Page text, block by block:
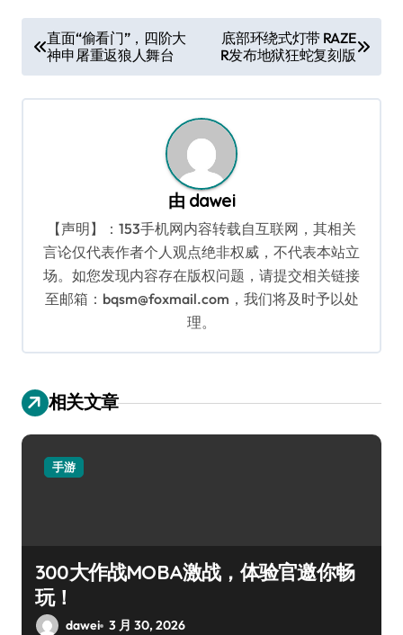
章
导
直面“偷看门”，四阶大
神申屠重返狼人舞台
底部环绕式灯带 RAZE
R发布地狱狂蛇复刻版
由 dawei
【声明】：153手机网内容转载自互联网，其相关
言论仅代表作者个人观点绝非权威，不代表本站立
场。如您发现内容存在版权问题，请提交相关链接
至邮箱：bqsm@foxmail.com，我们将及时予以处
理。
相关文章
手游
300大作战MOBA激战，体验官邀你畅
玩！
dawei 3 月 30, 2026